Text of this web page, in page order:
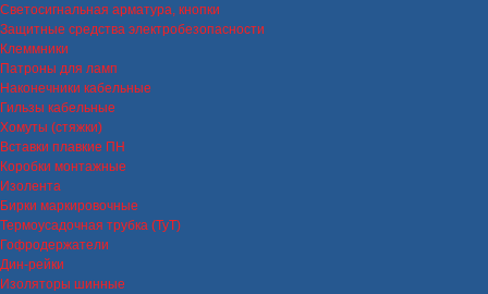
Светосигнальная арматура, кнопки
Защитные средства электробезопасности
Клеммники
Патроны для ламп
Наконечники кабельные
Гильзы кабельные
Хомуты (стяжки)
Вставки плавкие ПН
Коробки монтажные
Изолента
Бирки маркировочные
Термоусадочная трубка (ТуТ)
Гофродержатели
Дин-рейки
Изоляторы шинные